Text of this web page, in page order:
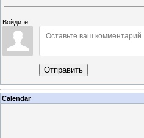
Войдите:
Отправить
Calendar